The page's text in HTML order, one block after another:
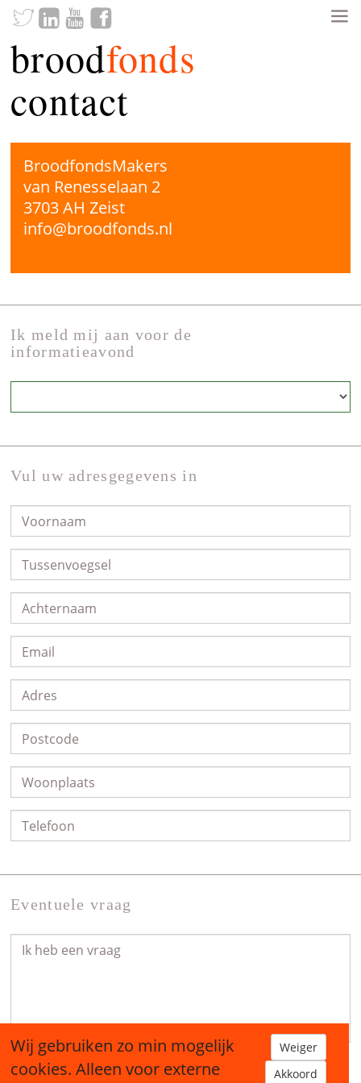
broodfonds
contact
BroodfondsMakers
van Renesselaan 2
3703 AH Zeist
info@broodfonds.nl
Ik meld mij aan voor de
informatieavond
Vul uw adresgegevens in
Eventuele vraag
Wij gebruiken zo min mogelijk
cookies. Alleen voor externe
Weiger
Akkoord